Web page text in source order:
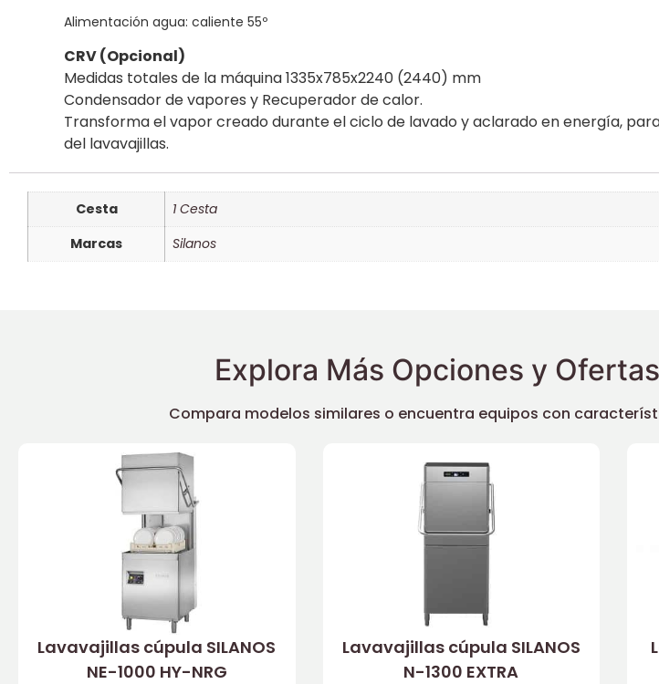
Alimentación agua: caliente 55º
CRV (Opcional)
Medidas totales de la máquina 1335x785x2240 (2440) mm
Condensador de vapores y Recuperador de calor.
Transforma el vapor creado durante el ciclo de lavado y aclarado en energía,
del lavavajillas.
Cesta
1 Cesta
Marcas
Silanos
Explora Más Opciones y
Compara modelos similares o encuentra equipos con
Lavavajillas cúpula SILANOS
NE-1000 HY-NRG
Lavavajillas cúpula SILANOS
N-1300 EXTRA